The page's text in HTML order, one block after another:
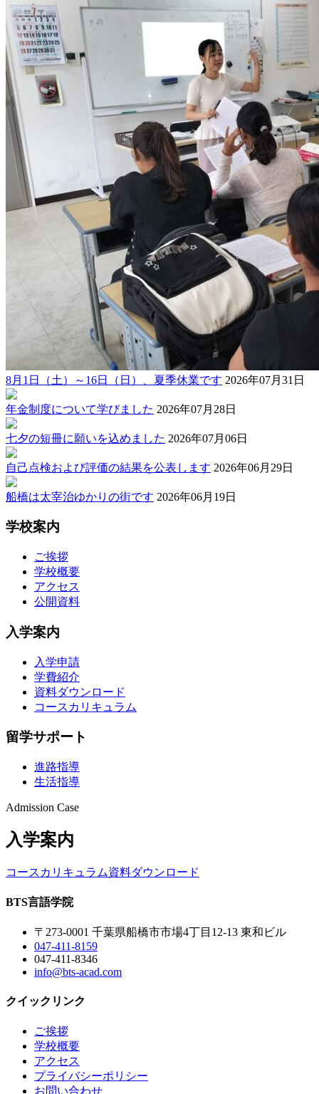
8月1日（土）～16日（日）、夏季休業です 2026年07月31日
年金制度について学びました 2026年07月28日
七夕の短冊に願いを込めました 2026年07月06日
自己点検および評価の結果を公表します 2026年06月29日
船橋は太宰治ゆかりの街です 2026年06月19日
学校案内
ご挨拶
学校概要
アクセス
公開資料
入学案内
入学申請
学費紹介
資料ダウンロード
コースカリキュラム
留学サポート
進路指導
生活指導
Admission Case
入学案内
コースカリキュラム資料ダウンロード
BTS言語学院
〒273-0001 千葉県船橋市市場4丁目12-13 東和ビル
047-411-8159
047-411-8346
info@bts-acad.com
クイックリンク
ご挨拶
学校概要
アクセス
プライバシーポリシー
お問い合わせ